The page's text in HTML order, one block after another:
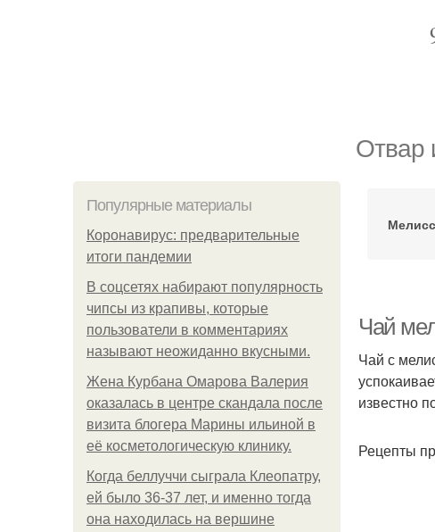
Отвар
Популярные материалы
Коронавирус: предварительные
итоги пандемии
В соцсетях набирают популярность
чипсы из крапивы, которые
пользователи в комментариях
называют неожиданно вкусными.
Жена Курбана Омарова Валерия
оказалась в центре скандала после
визита блогера Марины ильиной в
её косметологическую клинику.
Когда беллуччи сыграла Клеопатру,
ей было 36-37 лет, и именно тогда
она находилась на вершине
Чай
Чай с
известно
Рецепты